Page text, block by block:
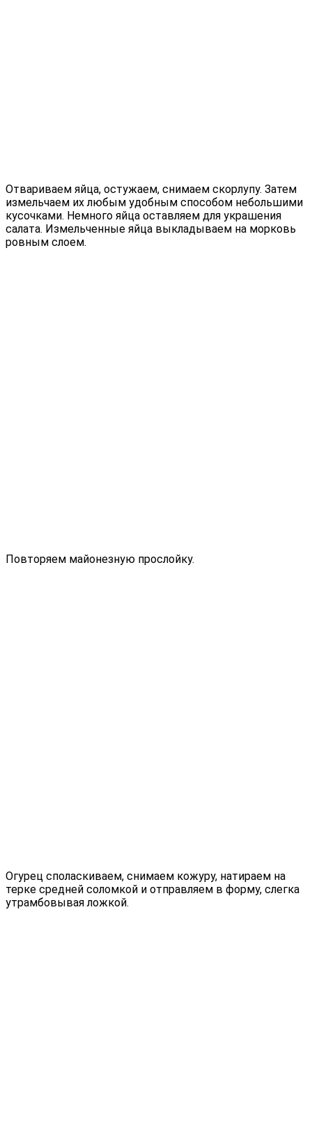
Отвариваем яйца, остужаем, снимаем скорлупу. Затем
измельчаем их любым удобным способом небольшими
кусочками. Немного яйца оставляем для украшения
салата. Измельченные яйца выкладываем на морковь
ровным слоем.
Повторяем майонезную прослойку.
Огурец споласкиваем, снимаем кожуру, натираем на
терке средней соломкой и отправляем в форму, слегка
утрамбовывая ложкой.